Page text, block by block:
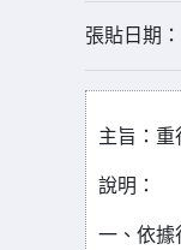
張貼日期
主旨：重
說明：
一、依據